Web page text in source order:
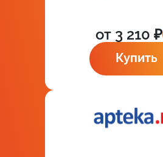
от 3 210 ₽
Купить